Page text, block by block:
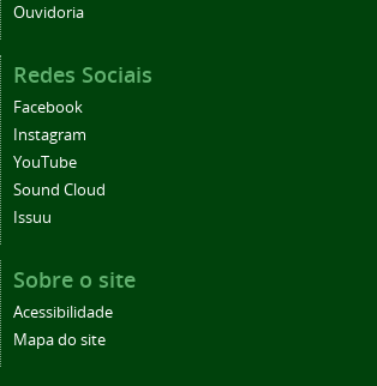
Ouvidoria
Redes Sociais
Facebook
Instagram
YouTube
Sound Cloud
Issuu
Sobre o site
Acessibilidade
Mapa do site